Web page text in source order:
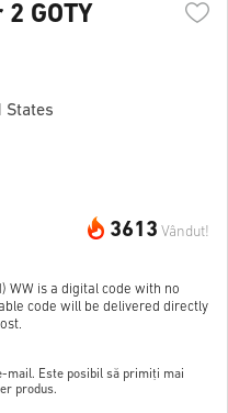
GOTY
States
3613 Vândut!
WW is a digital code with no
code will be delivered directly
mail. Este posibil să primiți mai
produs.